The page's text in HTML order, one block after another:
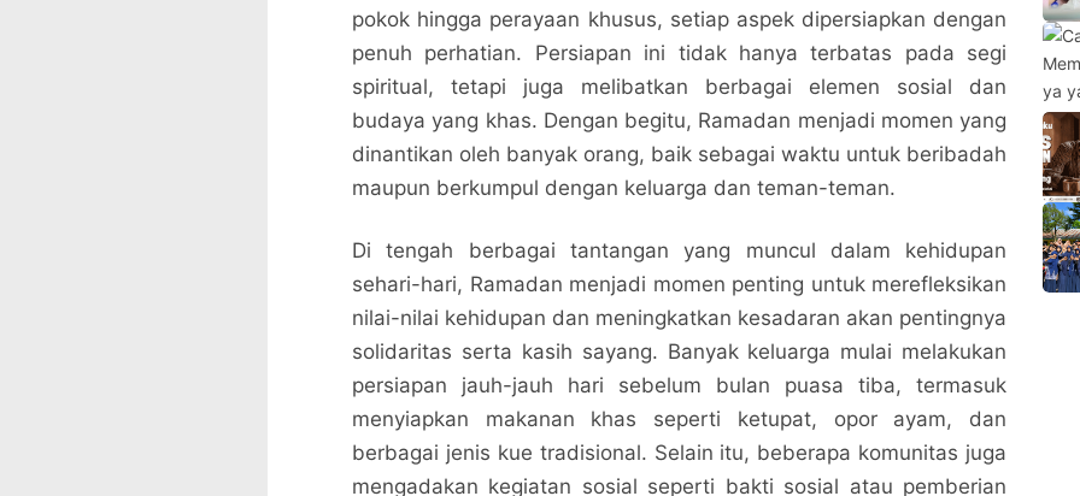
pokok hingga perayaan khusus, setiap aspek dipersiapkan dengan
penuh perhatian. Persiapan ini tidak hanya terbatas pada segi
spiritual, tetapi juga melibatkan berbagai elemen sosial dan
budaya yang khas. Dengan begitu, Ramadan menjadi momen yang
dinantikan oleh banyak orang, baik sebagai waktu untuk beribadah
maupun berkumpul dengan keluarga dan teman-teman.
Di tengah berbagai tantangan yang muncul dalam kehidupan
sehari-hari, Ramadan menjadi momen penting untuk merefleksikan
nilai-nilai kehidupan dan meningkatkan kesadaran akan pentingnya
solidaritas serta kasih sayang. Banyak keluarga mulai melakukan
persiapan jauh-jauh hari sebelum bulan puasa tiba, termasuk
menyiapkan makanan khas seperti ketupat, opor ayam, dan
berbagai jenis kue tradisional. Selain itu, beberapa komunitas juga
mengadakan kegiatan sosial seperti bakti sosial atau pemberian